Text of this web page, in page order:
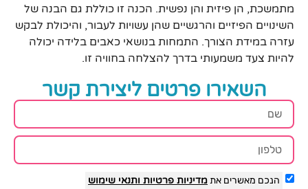
מתמשכת, הן פיזית והן נפשית. הכנה זו כוללת גם הבנה של
השינויים הפיזיים והרגשיים שהן עשויות לעבור, והיכולת לבקש
עזרה במידת הצורך. התמחות בנושאי כאבים בלידה יכולה
להיות צעד משמעותי בדרך להצלחה בחוויה זו.
השאירו פרטים ליצירת קשר
הנכם מאשרים אתמדיניות פרטיות ותנאי שימוש